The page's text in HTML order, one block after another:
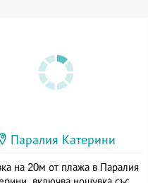
Паралия Катерини
на 20м от плажа в Паралия